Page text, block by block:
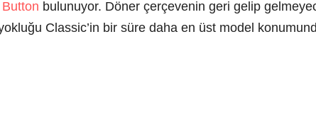
Button bulunuyor. Döner çerçevenin geri gelip
Classic’in bir süre daha en üst model